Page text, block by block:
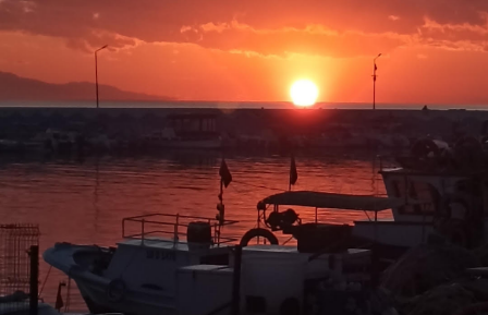
RELATED TOPICS:
Finansal Yolculuğunuzda Bir Rehber
Sigortalar: Doğru Seçimler için Bir Rehber